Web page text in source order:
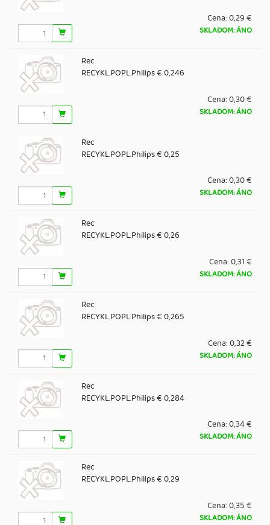
Cena:0,29 €
SKLADOM: ÁNO
Rec
RECYKL.POPL.Philips € 0,246
Cena:0,30 €
SKLADOM: ÁNO
Rec
RECYKL.POPL.Philips € 0,25
Cena:0,30 €
SKLADOM: ÁNO
Rec
RECYKL.POPL.Philips € 0,26
Cena:0,31 €
SKLADOM: ÁNO
Rec
RECYKL.POPL.Philips € 0,265
Cena:0,32 €
SKLADOM: ÁNO
Rec
RECYKL.POPL.Philips € 0,284
Cena:0,34 €
SKLADOM: ÁNO
Rec
RECYKL.POPL.Philips € 0,29
Cena:0,35 €
SKLADOM: ÁNO